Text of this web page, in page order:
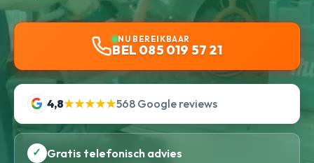
NU BEREIKBAAR
BEL 085 019 57 21
4,8★★★★★568 Google reviews
✓ Gratis telefonisch advies